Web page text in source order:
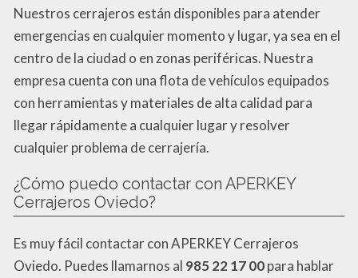
Nuestros cerrajeros están disponibles para atender
emergencias en cualquier momento y lugar, ya sea en el
centro de la ciudad o en zonas periféricas. Nuestra
empresa cuenta con una flota de vehículos equipados
con herramientas y materiales de alta calidad para
llegar rápidamente a cualquier lugar y resolver
cualquier problema de cerrajería.
¿Cómo puedo contactar con APERKEY
Cerrajeros Oviedo?
Es muy fácil contactar con APERKEY Cerrajeros
Oviedo. Puedes llamarnos al 985 22 17 00para hablar